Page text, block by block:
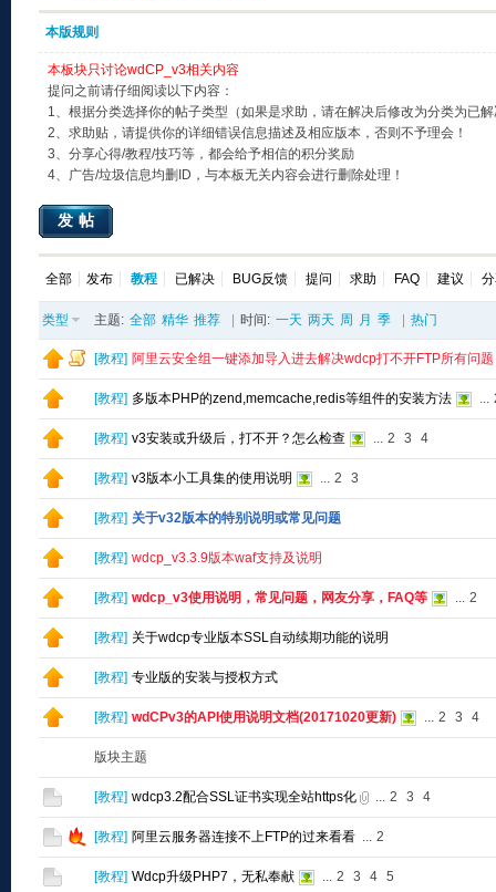
本版规则
本板块只讨论wdCP_v3相关内容
提问之前请仔细阅读以下内容：
1、根据分类选择你的帖子类型（如果是求助，请在解决后修改为分类为已
2、求助贴，请提供你的详细错误信息描述及相应版本，否则不予理会！
3、分享心得/教程/技巧等，都会给予相信的积分奖励
4、广告/垃圾信息均删ID，与本板无关内容会进行删除处理！
发帖
全部 发布 教程 已解决 BUG反馈 提问 求助 FAQ 建议
类型 主题: 全部 精华 推荐 时间: 一天 两天 周 月 季 热门
[教程] 阿里云安全组一键添加导入进去解决wdcp打不开FTP所有问题
[教程] 多版本PHP的zend,memcache,redis等组件的安装方法 ...
[教程] v3安装或升级后，打不开？怎么检查 ... 2 3 4
[教程] v3版本小工具集的使用说明 ... 2 3
[教程] 关于v32版本的特别说明或常见问题
[教程] wdcp_v3.3.9版本waf支持及说明
[教程] wdcp_v3使用说明，常见问题，网友分享，FAQ等 ... 2
[教程] 关于wdcp专业版本SSL自动续期功能的说明
[教程] 专业版的安装与授权方式
[教程] wdCPv3的API使用说明文档(20171020更新) ... 2 3 4
版块主题
[教程] wdcp3.2配合SSL证书实现全站https化 ... 2 3 4
[教程] 阿里云服务器连接不上FTP的过来看看 ... 2
[教程] Wdcp升级PHP7，无私奉献 ... 2 3 4 5